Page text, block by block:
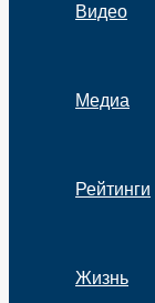
Видео
Медиа
Рейтинги
Жизнь